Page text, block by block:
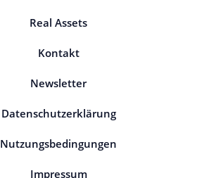
Real Assets
Kontakt
Newsletter
Datenschutzerklärung
Nutzungsbedingungen
Impressum